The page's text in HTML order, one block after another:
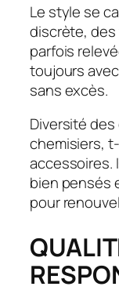
Le style se
discrète,
parfois
toujours
sans excès.
Diversité
chemisiers,
accessoires.
bien pensés
pour